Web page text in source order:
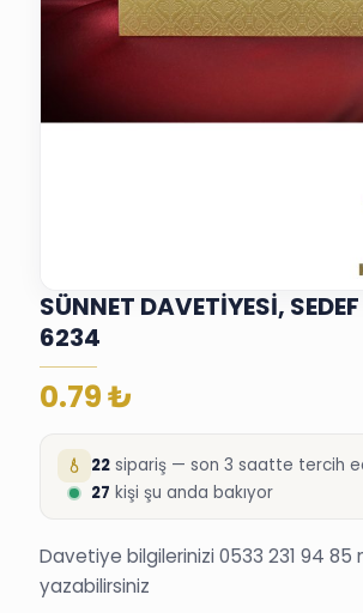
SÜNNET DAVETİYESİ,
6234
0.79₺
22 sipariş — son 3 saatte tercih
27 kişi şu anda bakıyor
Davetiye bilgilerinizi 0533 231 94
yazabilirsiniz